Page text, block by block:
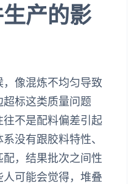
产的影
像混炼不均匀导致
标这类质量问题
不是配料偏差引起
没有跟胶料特性、
，结果批次之间性
可能会觉得，堆叠